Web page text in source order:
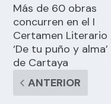
Más de 60 obras
concurren en el I
Certamen Literario
‘De tu puño y alma’
de Cartaya
ANTERIOR